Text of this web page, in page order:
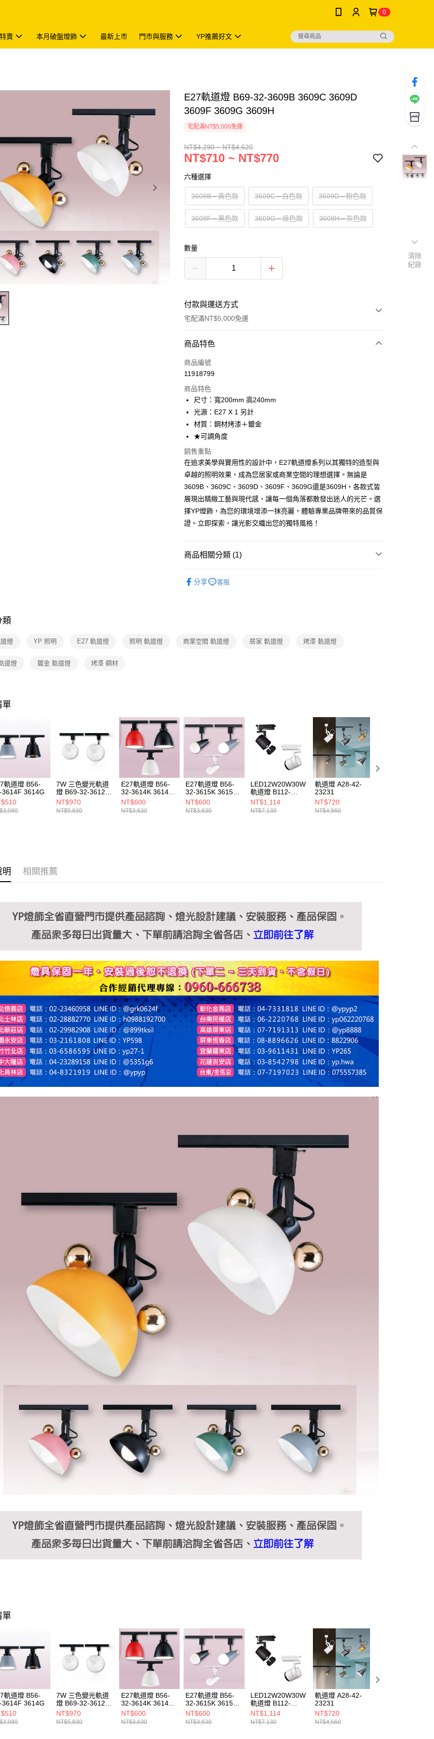
0
賣 本月破盤燈飾 最新上市 門市與服務 YP推薦好文
E27軌道燈 B69-32-3609B 3609C 3609D
3609F 3609G 3609H
宅配滿NT$5,000免運
NT$4,290 ~ NT$4,620
NT$710 ~ NT$770
六種選擇
3609B－黃色款 3609C－白色款 3609D－粉色款
3609F－黑色款 3609G－綠色款 3609H－灰色款
數量
付款與運送方式
宅配滿NT$5,000免運
付款方式
信用卡一次付款
Apple Pay
街口支付
悠遊付
Google Pay
AFTEE先享後付
相關說明
【關於「AFTEE先享後付」】
AFTEE先享後付是「在收到商品之後才付款」的支付方式。 讓您購物簡單
便利好安心！
３．安心：先確認商品／服務後，再付款。
１．於結帳方式選擇「AFTEE先享後付」後，將跳轉至「AFTEE先享後
付」結帳頁面，進行簡訊認證並確認金額後，即可完成結帳。
先享後付繳納相關費用。
２．關於個人資料處理事宜，請瀏覽以下網址：
https://aftee.tw/terms/#terms3
３．未成年的使用者請事先徵得法定代理人或監護人之同意方可使用
「AFTEE先享後付」，若未經同意申辦者引起之損失，本公司不負相關責
任。
４．使用「AFTEE先享後付」時，將依據個別帳號之用戶狀況，依本公司
即時審查核予不同之上限額度；若仍有額度不足之情形，本公司將視審查
結果請求用戶進行身份認證。
５．嚴禁一人註冊多個帳號或使用他人資訊註冊。若發現惡意使用之情
形，恩沛科技股份有限公司將有權停止該用戶之使用額度並採取法律行
動。
ATM付款
每筆NT$180，滿NT$5,000(含以上)免運費
商品特色
商品編號
11918799
商品特色
尺寸：寬200mm 高240mm
光源：E27 X 1 另計
材質：鋼材烤漆＋鍍金
★可調角度
銷售重點
在追求美學與實用性的設計中，E27軌道燈系列以其獨特的造型與
卓越的照明效果，成為您居家或商業空間的理想選擇。無論是
3609B、3609C、3609D、3609F、3609G還是3609H，各款式皆
展現出精緻工藝與現代感，讓每一個角落都散發出迷人的光芒。選
擇YP燈飾，為您的環境增添一抹亮麗，體驗專業品牌帶來的品質保
證。立即探索，讓光影交織出您的獨特風格！
商品相關分類 (1)
分享
客服
類
燈 YP 照明 E27 軌道燈 照明 軌道燈 商業空間 軌道燈 居家 軌道燈 烤漆 軌道燈
道燈 鍍金 軌道燈 烤漆 鋼材
單
軌道燈 B56-
3614F 3614G
7W 三色變光軌道
燈 B69-32-3612F
2612G
NT$970
NT$5,830
E27軌道燈 B56-
32-3614K 3614L
3614M
NT$600
NT$3,630
E27軌道燈 B56-
32-3615K 3615L
3615M
NT$600
NT$3,630
LED12W20W30W
軌道燈 B112-
P4831 4832 4833
NT$1,114
NT$7,130
軌道燈 A28-42-
23231
NT$720
NT$4,560
明 相關推薦
單
軌道燈 B56-
3614F 3614G
7W 三色變光軌道
燈 B69-32-3612F
2612G
NT$970
NT$5,830
E27軌道燈 B56-
32-3614K 3614L
3614M
NT$600
NT$3,630
E27軌道燈 B56-
32-3615K 3615L
3615M
NT$600
NT$3,630
LED12W20W30W
軌道燈 B112-
P4831 4832 4833
NT$1,114
NT$7,130
軌道燈 A28-42-
23231
NT$720
NT$4,560
清除
紀錄